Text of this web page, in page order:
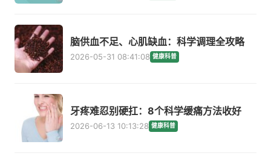
脑供血不足、心肌缺血：科学调理全攻略
2026-05-31 08:41:08 健康科普
牙疼难忍别硬扛：8个科学缓痛方法收好
2026-06-13 10:13:28 健康科普